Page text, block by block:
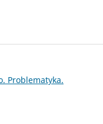
Problematyka.